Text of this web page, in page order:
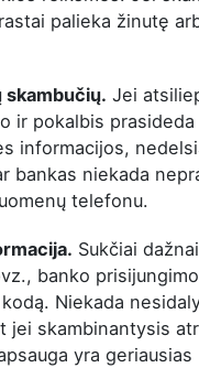
palieka žinutę
skambučių. Jei
ir pokalbis
informacijos,
bankas niekada
telefonu.
Sukčiai
banko prisijungimo
Niekada
jei skambinantysis
yra geriausias